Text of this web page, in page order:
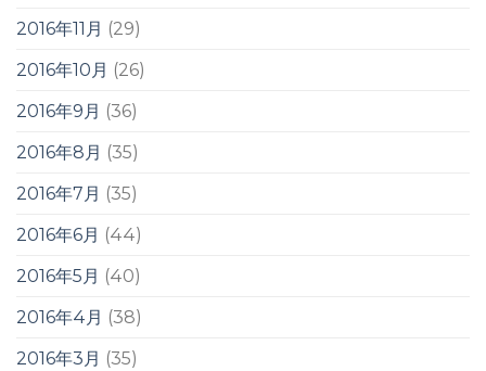
2016年11月 (29)
2016年10月 (26)
2016年9月 (36)
2016年8月 (35)
2016年7月 (35)
2016年6月 (44)
2016年5月 (40)
2016年4月 (38)
2016年3月 (35)